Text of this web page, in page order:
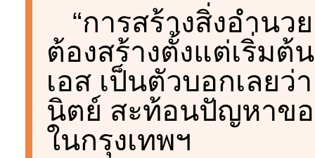
“การสร้างสิ่งอำน
ต้องสร้างตั้งแต่เริ่มต้
เอส เป็นตัวบอกเลยว่
นิตย์ สะท้อนปัญหาขอ
ในกรุงเทพฯ